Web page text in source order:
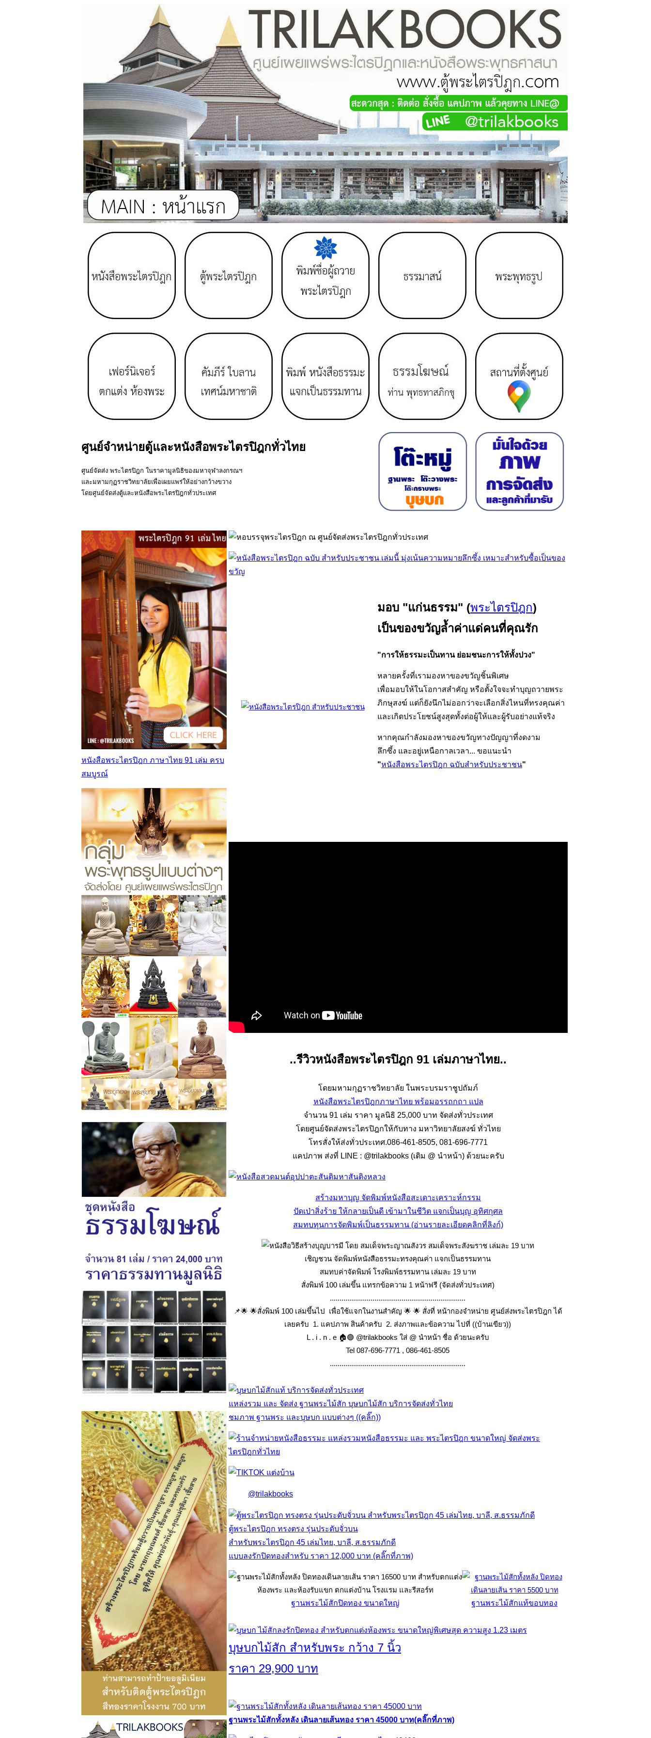
ศูนย์จำหน่ายตู้และหนังสือพระไตรปิฎกทั่วไทย
ศูนย์จัดส่ง พระไตรปิฎก ในราคามูลนิธิของมหาจุฬาลงกรณฯ
และมหามกุฏราชวิทยาลัยเพื่อเผยแพร่ให้อย่างกว้างขวาง
โดยศูนย์จัดส่งตู้และหนังสือพระไตรปิฎกทั่วประเทศ
หนังสือพระไตรปิฎก ภาษาไทย 91 เล่ม ครบ
สมบูรณ์
มอบ "แก่นธรรม" (พระไตรปิฎก)
เป็นของขวัญล้ำค่าแด่คนที่คุณรัก
"การให้ธรรมะเป็นทาน ย่อมชนะการให้ทั้งปวง"
หลายครั้งที่เรามองหาของขวัญชิ้นพิเศษ
เพื่อมอบให้ในโอกาสสำคัญ หรือตั้งใจจะทำบุญถวายพระ
ภิกษุสงฆ์ แต่ก็ยังนึกไม่ออกว่าจะเลือกสิ่งไหนที่ทรงคุณค่า
และเกิดประโยชน์สูงสุดทั้งต่อผู้ให้และผู้รับอย่างแท้จริง
หากคุณกำลังมองหาของขวัญทางปัญญาที่งดงาม
ลึกซึ้ง และอยู่เหนือกาลเวลา... ขอแนะนำ
"หนังสือพระไตรปิฎก ฉบับสำหรับประชาชน"
..รีวิวหนังสือพระไตรปิฎก 91 เล่มภาษาไทย..
โดยมหามกุฏราชวิทยาลัย ในพระบรมราชูปถัมภ์
หนังสือพระไตรปิฎกภาษาไทย พร้อมอรรถกถา แปล
จำนวน 91 เล่ม ราคา มูลนิธิ 25,000 บาท จัดส่งทั่วประเทศ
โดยศูนย์จัดส่งพระไตรปิฎกให้กับทาง มหาวิทยาลัยสงฆ์ ทั่วไทย
โทรสั่งให้ส่งทั่วประเทศ.086-461-8505, 081-696-7771
แคปภาพ ส่งที่ LINE : @trilakbooks (เติม @ นำหน้า) ด้วยนะครับ
สร้างมหาบุญ จัดพิมพ์หนังสือสะเดาะเคราะห์กรรม
ปัดเป่าสิ่งร้าย ให้กลายเป็นดี เข้ามาในชีวิต แจกเป็นบุญ อุทิศกุศล
สมทบทุนการจัดพิมพ์เป็นธรรมทาน (อ่านรายละเอียดคลิกที่ลิงก์)
เชิญชวน จัดพิมพ์หนังสือธรรมะทรงคุณค่า แจกเป็นธรรมทาน
สมทบค่าจัดพิมพ์ โรงพิมพ์ธรรมทาน เล่มละ 19 บาท
สั่งพิมพ์ 100 เล่มขึ้น แทรกข้อความ 1 หน้าฟรี (จัดส่งทั่วประเทศ)
......................................................................
📌🌟 🌟สั่งพิมพ์ 100 เล่มขึ้นไป เพื่อใช้แจกในงานสำคัญ 🌟 🌟 สั่งที่ หน้ากองจำหน่าย ศูนย์ส่งพระไตรปิฎก ได้
เลยครับ 1. แคปภาพ สินค้าครับ 2. ส่งภาพและข้อความ ไปที่ ((บ้านเขียว))
L . i . n . e 🏠🟢 @trilakbooks ใส่ @ นำหน้า ชื่อ ด้วยนะครับ
Tel 087-696-7771 , 086-461-8505
......................................................................
แหล่งรวม และ จัดส่ง ฐานพระไม้สัก บุษบกไม้สัก บริการจัดส่งทั่วไทย
ชมภาพ ฐานพระ และบุษบก แบบต่างๆ ((คลิ๊ก))
@trilakbooks
ตู้พระไตรปิฎก ทรงตรง รุ่นประดับจั่วบน
สำหรับพระไตรปิฎก 45 เล่มไทย, บาลี, ส.ธรรมภักดี
แบบลงรักปิดทองสำหรับ ราคา 12,000 บาท (คลิ๊กที่ภาพ)
ฐานพระไม้สักปิดทอง ขนาดใหญ่ ฐานพระไม้สักแท้ขอบทอง
บุษบกไม้สัก สำหรับพระ กว้าง 7 นิ้ว
ราคา 29,900 บาท
ฐานพระไม้สักทั้งหลัง เดินลายเส้นทอง ราคา 45000 บาท(คลิ๊กที่ภาพ)